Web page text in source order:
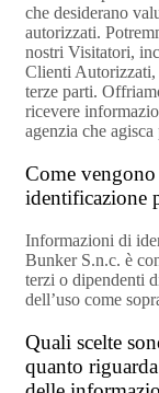
che desiderano
autorizzati.
nostri Visitatori,
Clienti Autorizzati,
terze parti.
ricevere
agenzia che
Come
identificazione
Informazioni di
Bunker S.n.c. è
terzi o dipendenti
dell’uso come
Quali scelte
quanto